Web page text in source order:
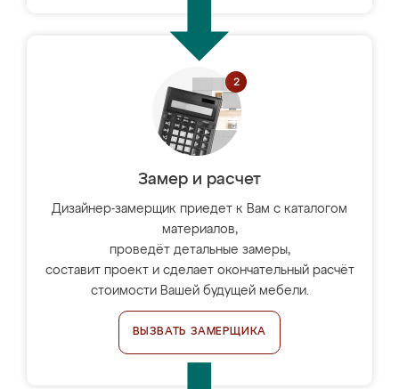
Замер и расчет
Дизайнер-замерщик приедет к Вам с каталогом
материалов,
проведёт детальные замеры,
составит проект и сделает окончательный расчёт
стоимости Вашей будущей мебели.
ВЫЗВАТЬ ЗАМЕРЩИКА